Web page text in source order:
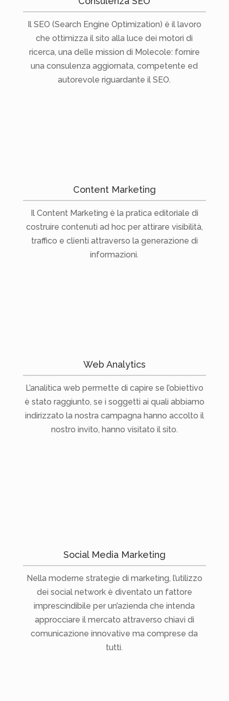
Il SEO (Search Engine Optimization) è il lavoro
che ottimizza il sito alla luce dei motori di
ricerca, una delle mission di Molecole: fornire
una consulenza aggiornata, competente ed
autorevole riguardante il SEO.
Content Marketing
Il Content Marketing è la pratica editoriale di
costruire contenuti ad hoc per attirare visibilità,
traffico e clienti attraverso la generazione di
informazioni.
Web Analytics
L’analitica web permette di capire se l’obiettivo
è stato raggiunto, se i soggetti ai quali abbiamo
indirizzato la nostra campagna hanno accolto il
nostro invito, hanno visitato il sito.
Social Media Marketing
Nella moderne strategie di marketing, l’utilizzo
dei social network è diventato un fattore
imprescindibile per un’azienda che intenda
approcciare il mercato attraverso chiavi di
comunicazione innovative ma comprese da
tutti.